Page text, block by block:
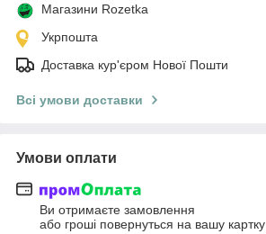
Магазини Rozetka
Укрпошта
Доставка кур'єром Нової Пошти
Всі умови доставки
Умови оплати
Ви отримаєте замовлення
або гроші повернуться на вашу картку